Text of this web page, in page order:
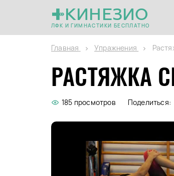
КИНЕЗИО
ЛФК И ГИМНАСТИКИ БЕСПЛАТНО
Главная Упражнения
РАСТЯЖКА
185 просмотров Поделиться: